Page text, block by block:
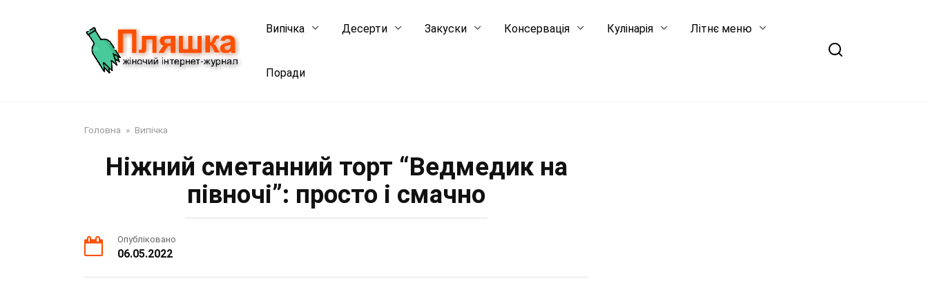
Випічка Десерти Закуски Консервація Кулінарія Літнє меню
Поради
Головна » Випічка
Ніжний сметанний торт “Ведмедик на
півночі”: просто і смачно
Опубліковано
06.05.2022